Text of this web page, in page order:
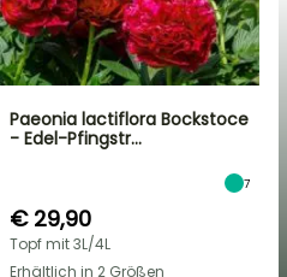
Paeonia lactiflora Bockstoce
- Edel-Pfingstr…
7
€ 29,90
Topf mit 3L/4L
Erhältlich in 2 Größen